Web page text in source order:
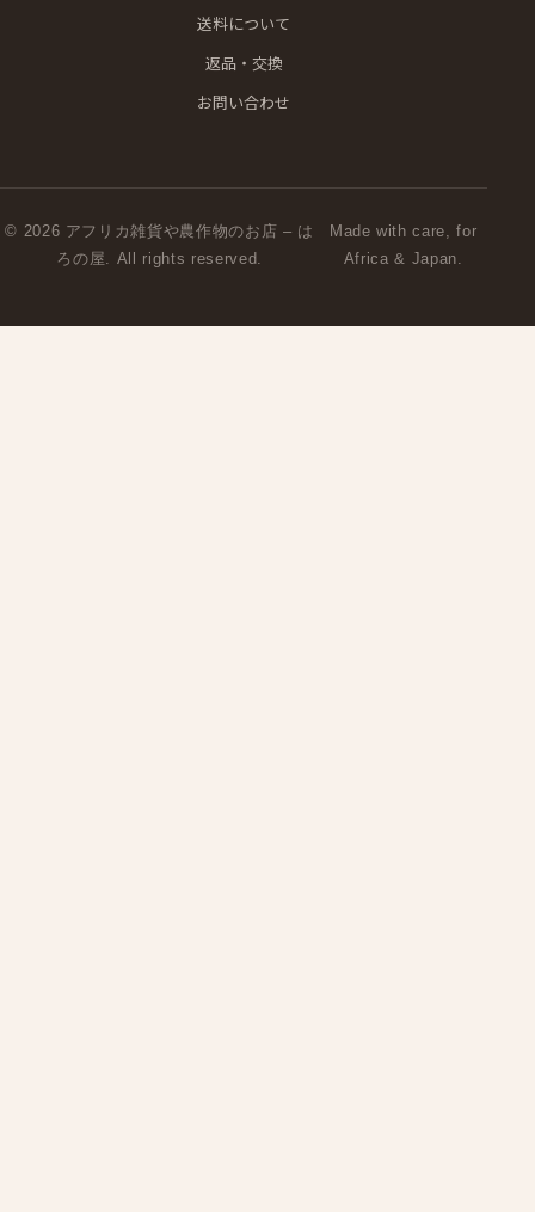
送料について
返品・交換
お問い合わせ
© 2026 アフリカ雑貨や農作物のお店 – は
ろの屋. All rights reserved.
Made with care, for
Africa & Japan.